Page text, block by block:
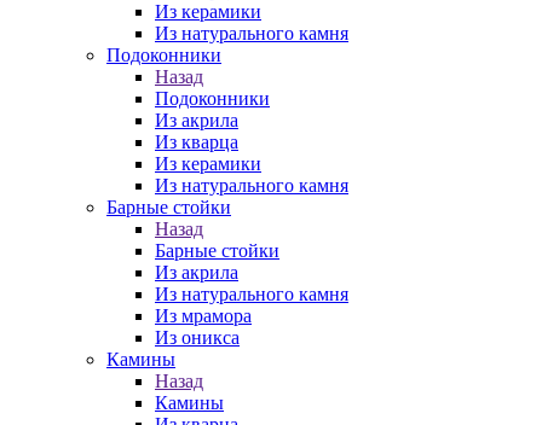
Из керамики
Из натурального камня
Подоконники
Назад
Подоконники
Из акрила
Из кварца
Из керамики
Из натурального камня
Барные стойки
Назад
Барные стойки
Из акрила
Из натурального камня
Из мрамора
Из оникса
Камины
Назад
Камины